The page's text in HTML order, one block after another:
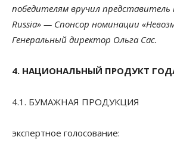
победителям вручил представитель
Russia» — Спонсор номинации
Генеральный директор Ольга Сас.
4. НАЦИОНАЛЬНЫЙ ПРОДУКТ
4.1. БУМАЖНАЯ ПРОДУКЦИЯ
экспертное голосование: